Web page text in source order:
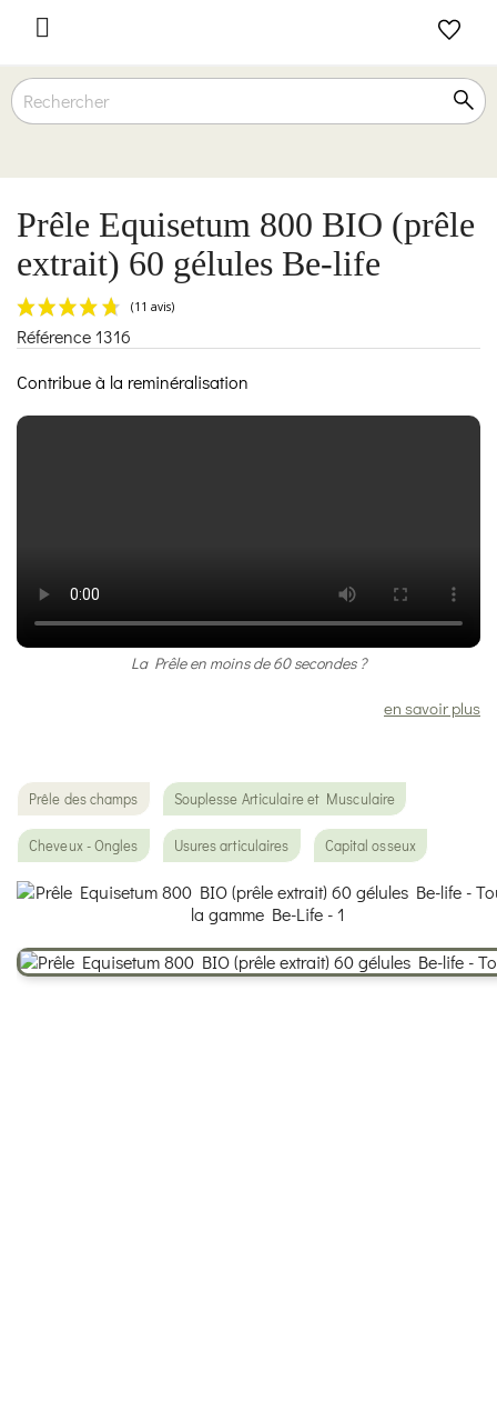

Prêle Equisetum 800 BIO (prêle
extrait) 60 gélules Be-life
Référence1316
Contribue à la reminéralisation
La Prêle en moins de 60 secondes ?
en savoir plus
Prêle des champs Souplesse Articulaire et Musculaire
Cheveux - Ongles Usures articulaires Capital osseux